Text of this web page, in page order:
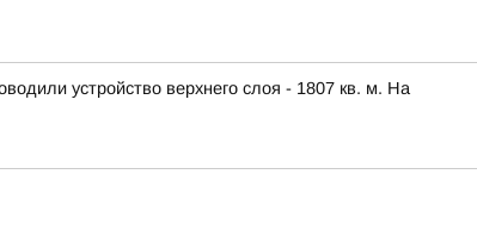
устройство верхнего слоя - 1807 кв. м. На